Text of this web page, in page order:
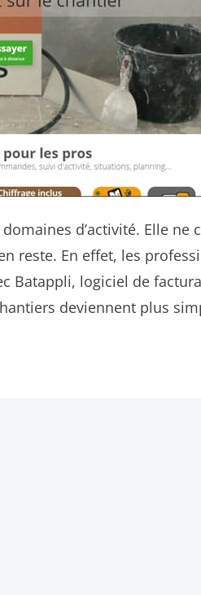
d’activité. Elle ne
reste. En effet, les
Batappli, logiciel de
deviennent plus